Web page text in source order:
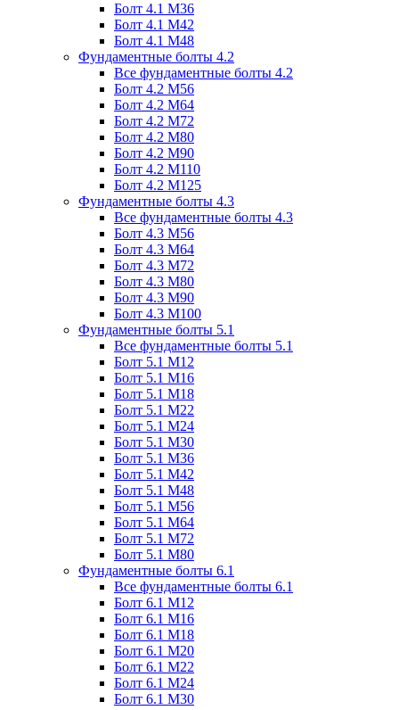
Болт 4.1 М36
Болт 4.1 М42
Болт 4.1 М48
Фундаментные болты 4.2
Все фундаментные болты 4.2
Болт 4.2 М56
Болт 4.2 М64
Болт 4.2 М72
Болт 4.2 М80
Болт 4.2 М90
Болт 4.2 М110
Болт 4.2 М125
Фундаментные болты 4.3
Все фундаментные болты 4.3
Болт 4.3 М56
Болт 4.3 М64
Болт 4.3 М72
Болт 4.3 М80
Болт 4.3 М90
Болт 4.3 М100
Фундаментные болты 5.1
Все фундаментные болты 5.1
Болт 5.1 М12
Болт 5.1 М16
Болт 5.1 М18
Болт 5.1 М22
Болт 5.1 М24
Болт 5.1 М30
Болт 5.1 М36
Болт 5.1 М42
Болт 5.1 М48
Болт 5.1 М56
Болт 5.1 М64
Болт 5.1 М72
Болт 5.1 М80
Фундаментные болты 6.1
Все фундаментные болты 6.1
Болт 6.1 М12
Болт 6.1 М16
Болт 6.1 М18
Болт 6.1 М20
Болт 6.1 М22
Болт 6.1 М24
Болт 6.1 М30